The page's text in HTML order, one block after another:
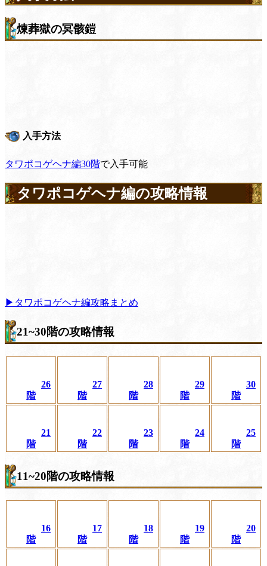
煉葬獄の冥骸鎧
入手方法
タワポコゲヘナ編30階で入手可能
タワポコゲヘナ編の攻略情報
▶タワポコゲヘナ編攻略まとめ
21~30階の攻略情報
26
階
27
階
28
階
29
階
30
階
21
階
22
階
23
階
24
階
25
階
11~20階の攻略情報
16
階
17
階
18
階
19
階
20
階